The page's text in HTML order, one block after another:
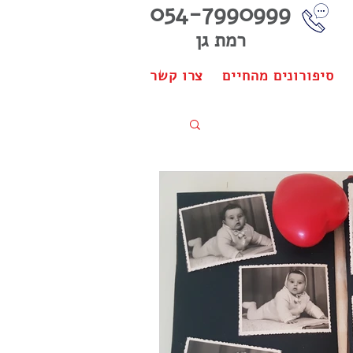
054-7990999
רמת גן
סיפורונים מהחיים צרו קשר